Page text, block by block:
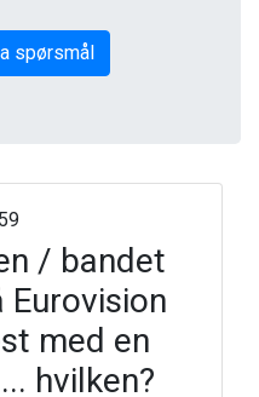
spørsmål
/ bandet
med en
hvilken?